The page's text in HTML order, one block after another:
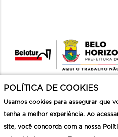
POLÍTICA DE COOKIES
Usamos cookies para assegurar que
tenha a melhor experiência. Ao
site, você concorda com a nossa